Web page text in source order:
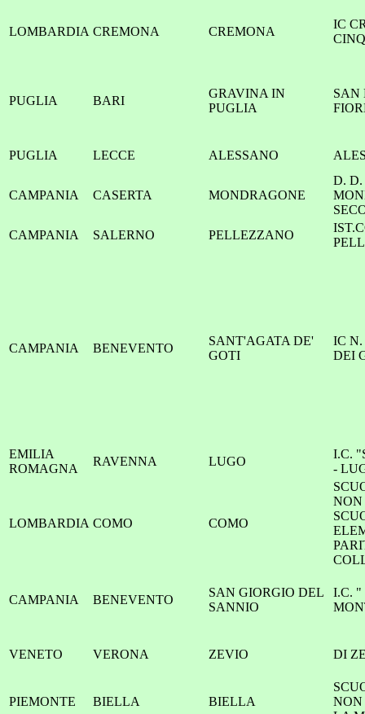
LOMBARDIA CREMONA CREMONA
IC
PUGLIA BARI
GRAVINA IN
PUGLIA
SAN
PUGLIA LECCE ALESSANO
CAMPANIA CASERTA MONDRAGONE
D. D.
CAMPANIA
SALERNO PELLEZZANO
CAMPANIA BENEVENTO
SANT'AGATA DE'
GOTI
IC N.
DEI
EMILIA
ROMAGNA
RAVENNA LUGO
I.C.
-
LOMBARDIA COMO COMO
NON
CAMPANIA BENEVENTO
SAN GIORGIO DEL
SANNIO
I.C. "
VENETO VERONA ZEVIO DI
PIEMONTE BIELLA BIELLA
NON